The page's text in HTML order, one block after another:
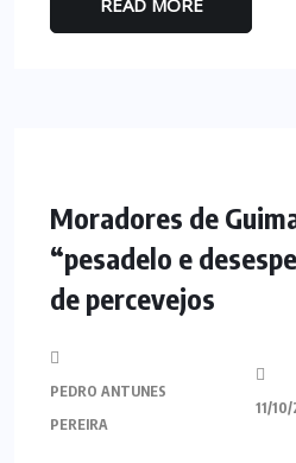
READ MORE
Moradores de
“pesadelo e
de percevejos
PEDRO ANTUNES
PEREIRA
11/